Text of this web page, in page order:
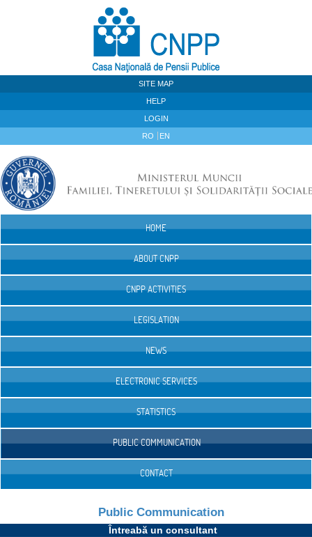
SITE MAP
HELP
LOGIN
RO EN
HOME
ABOUT CNPP
CNPP ACTIVITIES
LEGISLATION
NEWS
ELECTRONIC SERVICES
STATISTICS
PUBLIC COMMUNICATION
CONTACT
Public Communication
Întreabă un consultant